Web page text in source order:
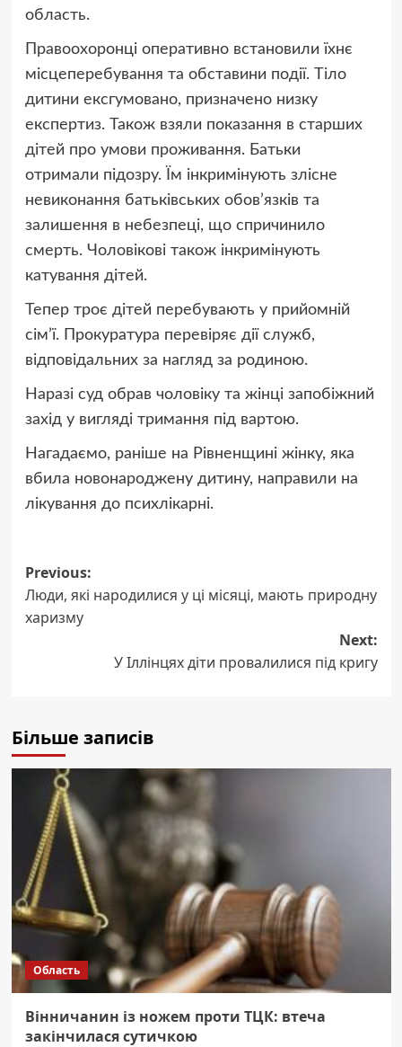
область.
Правоохоронці оперативно встановили їхнє
місцеперебування та обставини події. Тіло
дитини ексгумовано, призначено низку
експертиз. Також взяли показання в старших
дітей про умови проживання. Батьки
отримали підозру. Їм інкримінують злісне
невиконання батьківських обов’язків та
залишення в небезпеці, що спричинило
смерть. Чоловікові також інкримінують
катування дітей.
Тепер троє дітей перебувають у прийомній
сім’ї. Прокуратура перевіряє дії служб,
відповідальних за нагляд за родиною.
Наразі суд обрав чоловіку та жінці запобіжний
захід у вигляді тримання під вартою.
Нагадаємо, раніше на Рівненщині жінку, яка
вбила новонароджену дитину, направили на
лікування до психлікарні.
Post
navigation
Previous:
Люди, які народилися у ці місяці, мають природну
харизму
Next:
У Іллінцях діти провалилися під кригу
Більше записів
Область
Вінничанин із ножем проти ТЦК: втеча
закінчилася сутичкою